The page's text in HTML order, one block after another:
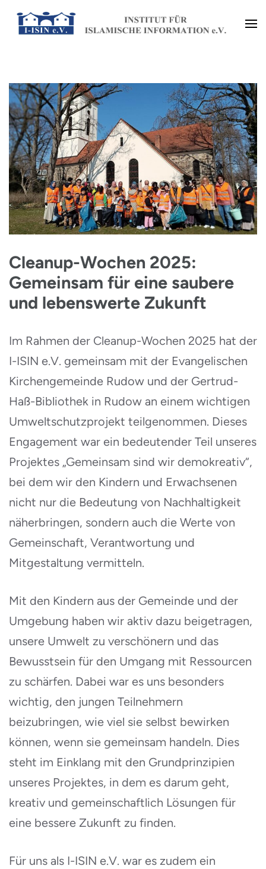
Zum
Inhalt
drücken)
Cleanup-Wochen 2025:
Gemeinsam für eine saubere
und lebenswerte Zukunft
Im Rahmen der Cleanup-Wochen 2025 hat der
I-ISIN e.V. gemeinsam mit der Evangelischen
Kirchengemeinde Rudow und der Gertrud-
Haß-Bibliothek in Rudow an einem wichtigen
Umweltschutzprojekt teilgenommen. Dieses
Engagement war ein bedeutender Teil unseres
Projektes „Gemeinsam sind wir demokreativ“,
bei dem wir den Kindern und Erwachsenen
nicht nur die Bedeutung von Nachhaltigkeit
näherbringen, sondern auch die Werte von
Gemeinschaft, Verantwortung und
Mitgestaltung vermitteln.
Mit den Kindern aus der Gemeinde und der
Umgebung haben wir aktiv dazu beigetragen,
unsere Umwelt zu verschönern und das
Bewusstsein für den Umgang mit Ressourcen
zu schärfen. Dabei war es uns besonders
wichtig, den jungen Teilnehmern
beizubringen, wie viel sie selbst bewirken
können, wenn sie gemeinsam handeln. Dies
steht im Einklang mit den Grundprinzipien
unseres Projektes, in dem es darum geht,
kreativ und gemeinschaftlich Lösungen für
eine bessere Zukunft zu finden.
Für uns als I-ISIN e.V. war es zudem ein